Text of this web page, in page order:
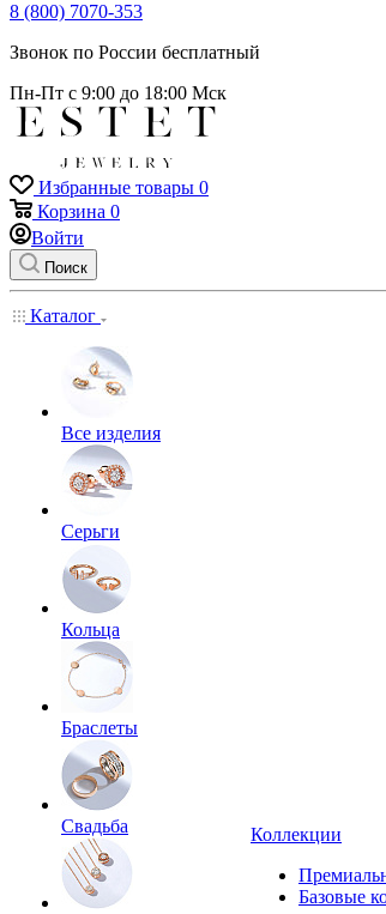
8 (800) 7070-353
Звонок по России бесплатный
Пн-Пт с 9:00 до 18:00 Мск
Избранные товары 0
Корзина 0
Войти
Поиск
Каталог
Все изделия
Серьги
Кольца
Браслеты
Свадьба
Коллекции
Базовые